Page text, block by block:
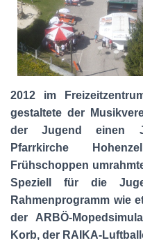
2012 im
gestaltete der
der Jugend einen
Pfarrkirche
Frühschoppen
Speziell für die
Rahmenprogramm wie
der ARBÖ-
Korb, der RAIKA-